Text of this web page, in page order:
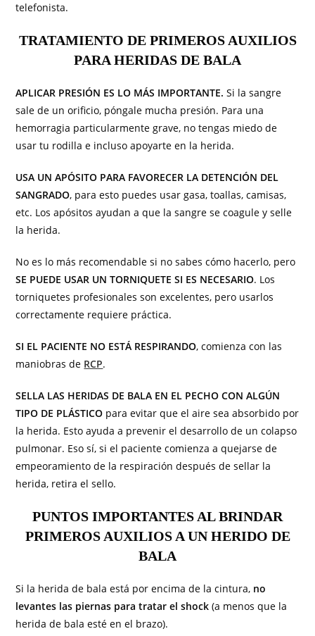
telefonista.
TRATAMIENTO DE PRIMEROS AUXILIOS
PARA HERIDAS DE BALA
APLICAR PRESIÓN ES LO MÁS IMPORTANTE. Si la sangre
sale de un orificio, póngale mucha presión. Para una
hemorragia particularmente grave, no tengas miedo de
usar tu rodilla e incluso apoyarte en la herida.
USA UN APÓSITO PARA FAVORECER LA DETENCIÓN DEL
SANGRADO, para esto puedes usar gasa, toallas, camisas,
etc. Los apósitos ayudan a que la sangre se coagule y selle
la herida.
No es lo más recomendable si no sabes cómo hacerlo, pero
SE PUEDE USAR UN TORNIQUETE SI ES NECESARIO. Los
torniquetes profesionales son excelentes, pero usarlos
correctamente requiere práctica.
SI EL PACIENTE NO ESTÁ RESPIRANDO, comienza con las
maniobras de RCP.
SELLA LAS HERIDAS DE BALA EN EL PECHO CON ALGÚN
TIPO DE PLÁSTICO para evitar que el aire sea absorbido por
la herida. Esto ayuda a prevenir el desarrollo de un colapso
pulmonar. Eso sí, si el paciente comienza a quejarse de
empeoramiento de la respiración después de sellar la
herida, retira el sello.
PUNTOS IMPORTANTES AL BRINDAR
PRIMEROS AUXILIOS A UN HERIDO DE
BALA
Si la herida de bala está por encima de la cintura, no
levantes las piernas para tratar el shock(a menos que la
herida de bala esté en el brazo).